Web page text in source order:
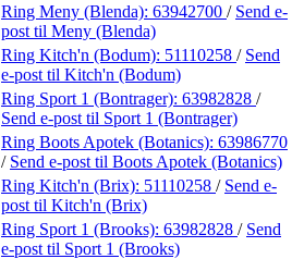
Ring Meny (Blenda): 63942700 / Send e-
post til Meny (Blenda)
Ring Kitch'n (Bodum): 51110258 / Send
e-post til Kitch'n (Bodum)
Ring Sport 1 (Bontrager): 63982828 /
Send e-post til Sport 1 (Bontrager)
Ring Boots Apotek (Botanics): 63986770
/ Send e-post til Boots Apotek (Botanics)
Ring Kitch'n (Brix): 51110258 / Send e-
post til Kitch'n (Brix)
Ring Sport 1 (Brooks): 63982828 / Send
e-post til Sport 1 (Brooks)